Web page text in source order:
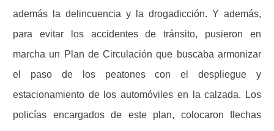
además la delincuencia y la drogadicción. Y además,
para evitar los accidentes de tránsito, pusieron en
marcha un Plan de Circulación que buscaba armonizar
el paso de los peatones con el despliegue y
estacionamiento de los automóviles en la calzada. Los
policías encargados de este plan, colocaron flechas